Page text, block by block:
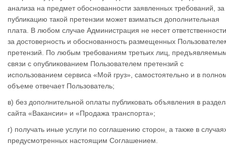
анализа на предмет обоснованности заявленных требований, за
публикацию такой претензии может взиматься дополнительная
плата. В любом случае Администрация не несет ответственности
за достоверность и обоснованность размещенных
претензий. По любым требованиям третьих лиц,
связи с опубликованием Пользователем претензий с
использованием сервиса «Мой груз», самостоятельно и в
объеме отвечает Пользователь;
в) без дополнительной оплаты публиковать объявления в
сайта «Вакансии» и «Продажа транспорта»;
г) получать иные услуги по соглашению сторон, а также в
предусмотренных настоящим Соглашением.